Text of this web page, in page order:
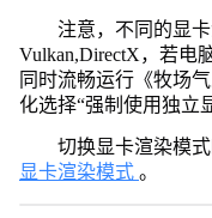
注意，不同的显
Vulkan,DirectX，若电
同时流畅运行《牧场
化选择“强制使用独立
切换显卡渲染模
显卡渲染模式 。